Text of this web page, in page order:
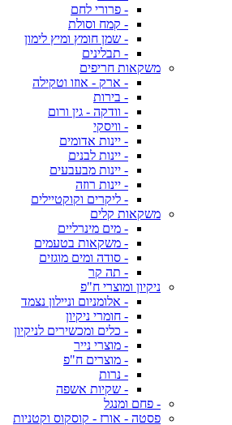
- פרורי לחם
- קמח וסולת
- שמן חומץ ומיץ לימון
- תבלינים
משקאות חריפים
- ארק - אוזו וטקילה
- בירות
- וודקה - גין ורום
- וויסקי
- יינות אדומים
- יינות לבנים
- יינות מבעבעים
- יינות רוזה
- ליקרים וקוקטיילים
משקאות קלים
- מים מינרליים
- משקאות בטעמים
- סודה ומים מוגזים
- תה קר
ניקיון ומוצרי ח"פ
- אלומניום וניילון נצמד
- חומרי ניקיון
- כלים ומכשירים לניקיון
- מוצרי נייר
- מוצרים ח"פ
- נרות
- שקיות אשפה
- פחם ומנגל
פסטה - אורז - קוסקוס וקטניות